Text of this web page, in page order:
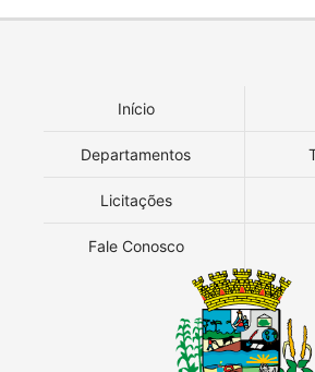
Início
Departamentos
Licitações
Fale Conosco